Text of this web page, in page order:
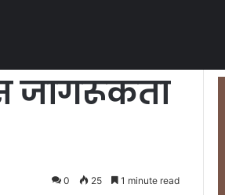
जागरूकता
0 25 1 minute read